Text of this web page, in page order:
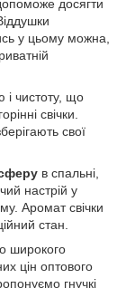
досягти
у цьому можна,
і чистоту, що
свічки.
свої
в спальні,
настрій у
Аромат свічки
стан.
широкого
цін оптового
гнучкі